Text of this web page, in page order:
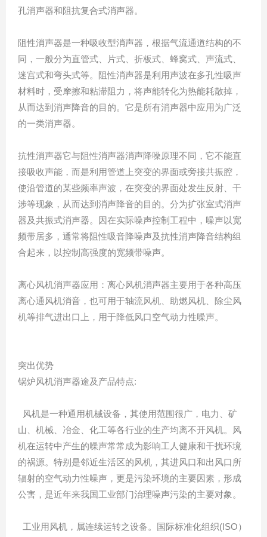
孔消声器和阻抗复合式消声器。
阻性消声器是一种吸收型消声器，根据气流通道结构的不
同，一般分为直管式、片式、折板式、蜂窝式、声流式、
迷宫式和弯头式等。阻性消声器是利用声波在多孔性吸声
材料时，受摩擦和粘滞阻力，将声能转化为热能耗散掉，
从而达到消声降音的目的。它是所有消声器中应用为广泛
的一类消声器。
抗性消声器它与阻性消声器消声降噪原理不同，它不能直
接吸收声能，而是利用管道上突变的界面或旁接共振腔，
使沿管道的某些频率声波，在突变的界面处发生反射、干
涉等现象，从而达到消声降音的目的。分为扩张室式消声
器及共振式消声器。因在实际噪声控制工程中，噪声以宽
频带居多，通常将阻性吸音降噪声及抗性消声降音结构组
合起来，以控制高强度的宽频带噪声。
离心风机消声器应用：离心风机消声器主要用于各种高压
离心通风机消音，也可用于轴流风机、助燃风机、除尘风
机等排气进出口上，用于降低风口空气动力性噪声。
突出优势
锅炉风机消声器途及产品特点:
风机是一种通用机械设备，其使用范围很广，电力、矿
山、机械、冶金、化工等各行业的生产均离不开风机。风
机在运转中产生的噪声常常成为影响工人健康和干扰环境
的祸源。特别是邻近生活区的风机，其进风口和出风口所
辐射的空气动力性噪声，更是污染环境的主要因素，形成
公害，是近年来我国工业部门治理噪声污染的主要对象。
工业用风机，属连续运转之设备。国际标准化组织(ISO）